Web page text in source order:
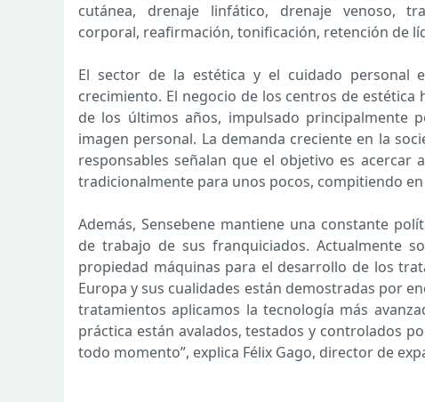
cutánea, drenaje linfático, drenaje venoso,
corporal, reafirmación, tonificación, retención de
El sector de la estética y el cuidado personal
crecimiento. El negocio de los centros de
de los últimos años, impulsado principalmente
imagen personal. La demanda creciente en la
responsables señalan que el objetivo es acercar
tradicionalmente para unos pocos, compitiendo
Además, Sensebene mantiene una constante
de trabajo de sus franquiciados. Actualmente
propiedad máquinas para el desarrollo de los
Europa y sus cualidades están demostradas por
tratamientos aplicamos la tecnología más
práctica están avalados, testados y controlados
todo momento”, explica Félix Gago, director de